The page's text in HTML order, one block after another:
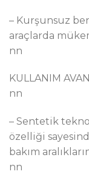
– Kurşunsuz
araçlarda
nn
KULLANIM
nn
– Sentetik
özelliği
bakım
nn